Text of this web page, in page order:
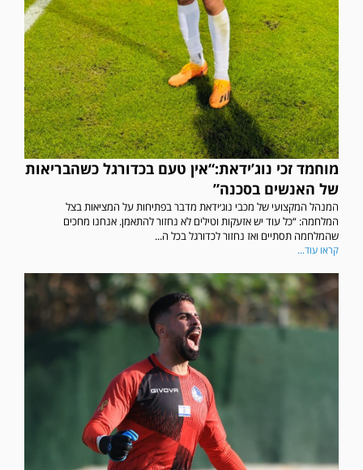
מוחמד זכי נוג’ידאת:“אין טעם בכדורגל כשהבריאות
של האנשים בסכנה”
המנהל המקצועי של מכבי נוג׳ידאת מדבר בפתיחות על המציאות בצל
המלחמה: “כל עוד יש אזעקות וטילים לא נחזור להתאמן. אנחנו מחכים
שהמלחמה תסתיים ואז נחזור לכדורגל בכל ה...
קראו עוד...